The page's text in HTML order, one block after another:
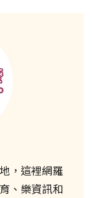
，這裡網羅
、樂資訊和